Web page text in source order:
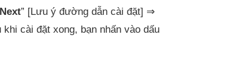
Next” [Lưu ý đường dẫn cài đặt] ⇒
cài đặt xong, bạn nhấn vào dấu